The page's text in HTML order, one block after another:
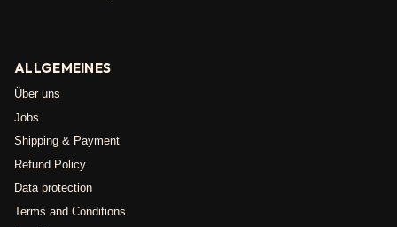
ALLGEMEINES
Über uns
Jobs
Shipping & Payment
Refund Policy
Data protection
Terms and Conditions